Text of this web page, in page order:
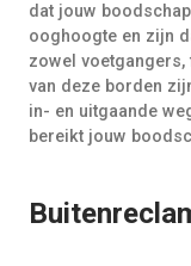
dat jouw
ooghoogte en zijn
zowel
van deze borden
in- en uitgaande
bereikt jouw